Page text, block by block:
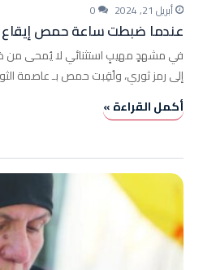
أبريل 21, 2024 0
عندما ضبطت ساعة حمص إيقاع
في مشهدٍ مهيبٍ استثنائي لا يُمحى من
إلى رمز ثوري، ولُقِبت حمص بـ عاصمة
أكمل القراءة »